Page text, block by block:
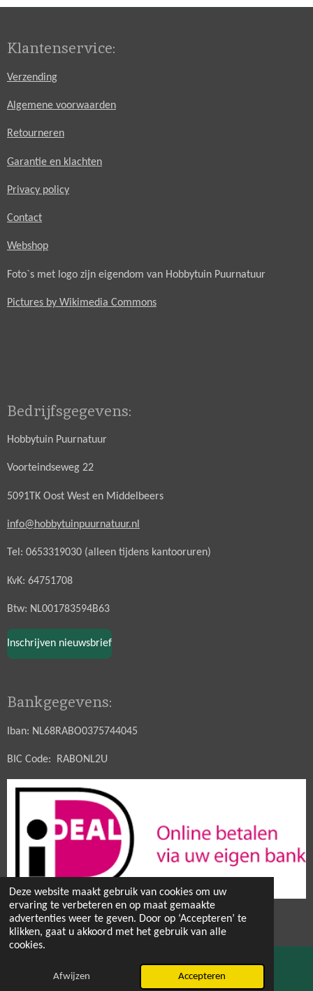
Deze website maakt gebruik van cookies om uw
ervaring te verbeteren en op maat gemaakte
advertenties weer te geven. Door op ‘Accepteren’ te
klikken, gaat u akkoord met het gebruik van alle
cookies.
Afwijzen Accepteren
Klantenservice:
Verzending
Algemene voorwaarden
Retourneren
Garantie en klachten
Privacy policy
Contact
Webshop
Foto`s met logo zijn eigendom van Hobbytuin Puurnatuur
Pictures by Wikimedia Commons
Bedrijfsgegevens:
Hobbytuin Puurnatuur
Voorteindseweg 22
5091TK Oost West en Middelbeers
info@hobbytuinpuurnatuur.nl
Tel: 0653319030 (alleen tijdens kantooruren)
KvK: 64751708
Btw: NL001783594B63
Inschrijven nieuwsbrief
Bankgegevens:
Iban: NL68RABO0375744045
BIC Code: RABONL2U
© 2021 - 2026 Hobbytuin Puurnatuur Zaden
Powered byJouwWeb
E-mailadres Facebook